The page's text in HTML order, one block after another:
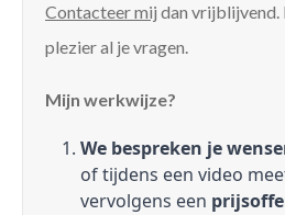
Contacteer mij dan
plezier al je vragen.
Mijn werkwijze?
We bespreken je
of tijdens een video
vervolgens een